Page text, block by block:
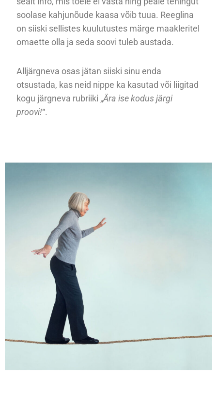
soolase kahjunõude kaasa võib tuua. Reeglina
on siiski sellistes kuulutustes märge maakleritel
omaette olla ja seda soovi tuleb austada.
Alljärgneva osas jätan siiski sinu enda
otsustada, kas neid nippe ka kasutad või liigitad
kogu järgneva rubriiki „Ära ise kodus järgi
proovi!“.